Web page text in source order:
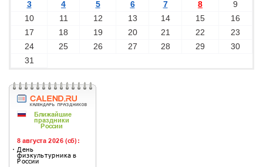
3 4 5 6 7 8
9
10
11 12 13 14 15
16
17
18 19 20 21 22
23
24
25 26 27 28 29
30
31